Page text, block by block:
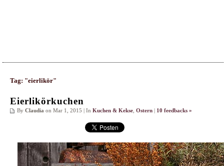
Tag: "eierlikör"
Eierlikörkuchen
By Claudia on Mar 1, 2015 | In Kuchen & Kekse Ostern 10 feedbacks »